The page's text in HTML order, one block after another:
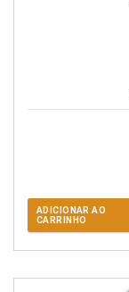
ADICIONAR AO
CARRINHO